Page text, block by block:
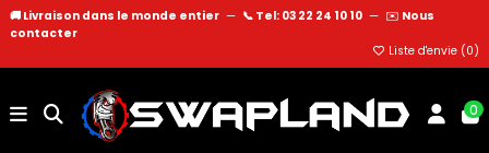
🚚 Livraison dans le monde entier — 📞 Tel: 03 22 24 10 10 — ✉️ Nous
contacter
Liste d'envie (0)
0